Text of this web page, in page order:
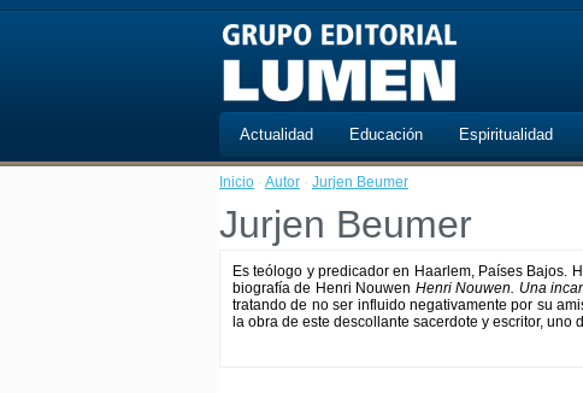
Actualidad Educación Espiritualidad
Inicio · Autor · Jurjen Beumer
Jurjen Beumer
Es teólogo y predicador en Haarlem, Países Bajos.
biografía de Henri Nouwen Henri Nouwen. Una
tratando de no ser influido negativamente por su
la obra de este descollante sacerdote y escritor,